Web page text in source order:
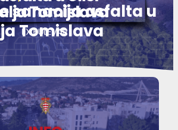
sanacija asfalta u
Tomislava